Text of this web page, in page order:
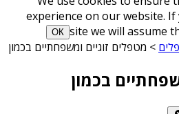
experience on our website.
site we will assume
ОК
> מטפלים זוגיים ומשפחתיים בכמון
בכמון